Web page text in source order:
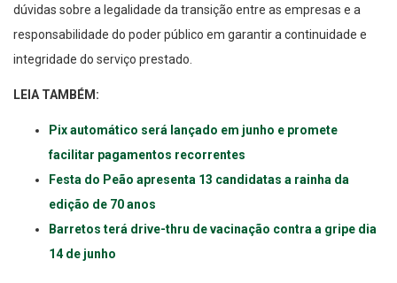
dúvidas sobre a legalidade da transição entre as empresas e a
responsabilidade do poder público em garantir a continuidade e
integridade do serviço prestado.
LEIA TAMBÉM:
Pix automático será lançado em junho e promete
facilitar pagamentos recorrentes
Festa do Peão apresenta 13 candidatas a rainha da
edição de 70 anos
Barretos terá drive-thru de vacinação contra a gripe dia
14 de junho